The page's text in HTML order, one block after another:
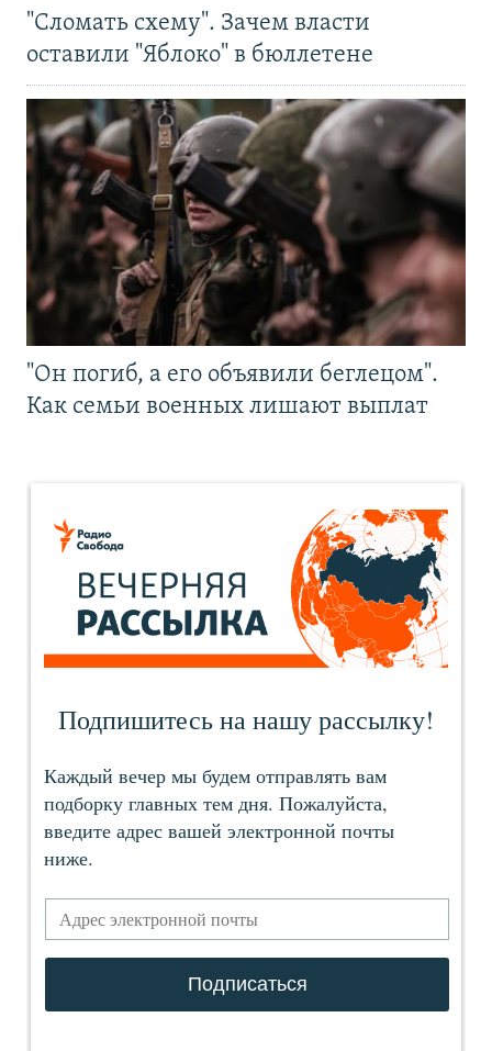
"Сломать схему". Зачем власти
оставили "Яблоко" в бюллетене
"Он погиб, а его объявили беглецом".
Как семьи военных лишают выплат